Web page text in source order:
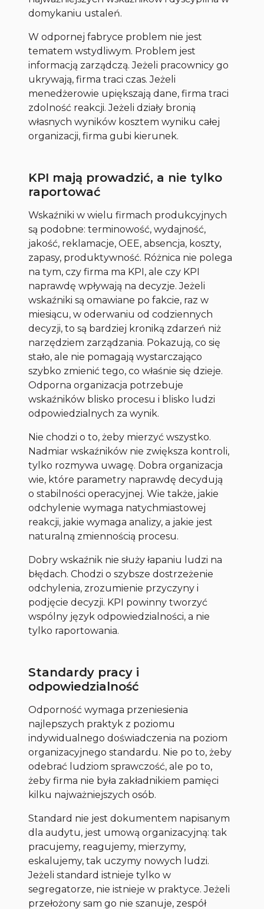
domykaniu ustaleń.
W odpornej fabryce problem nie jest
tematem wstydliwym. Problem jest
informacją zarządczą. Jeżeli pracownicy go
ukrywają, firma traci czas. Jeżeli
menedżerowie upiększają dane, firma traci
zdolność reakcji. Jeżeli działy bronią
własnych wyników kosztem wyniku całej
organizacji, firma gubi kierunek.
KPI mają prowadzić, a nie tylko
raportować
Wskaźniki w wielu firmach produkcyjnych
są podobne: terminowość, wydajność,
jakość, reklamacje, OEE, absencja, koszty,
zapasy, produktywność. Różnica nie polega
na tym, czy firma ma KPI, ale czy KPI
naprawdę wpływają na decyzje. Jeżeli
wskaźniki są omawiane po fakcie, raz w
miesiącu, w oderwaniu od codziennych
decyzji, to są bardziej kroniką zdarzeń niż
narzędziem zarządzania. Pokazują, co się
stało, ale nie pomagają wystarczająco
szybko zmienić tego, co właśnie się dzieje.
Odporna organizacja potrzebuje
wskaźników blisko procesu i blisko ludzi
odpowiedzialnych za wynik.
Nie chodzi o to, żeby mierzyć wszystko.
Nadmiar wskaźników nie zwiększa kontroli,
tylko rozmywa uwagę. Dobra organizacja
wie, które parametry naprawdę decydują
o stabilności operacyjnej. Wie także, jakie
odchylenie wymaga natychmiastowej
reakcji, jakie wymaga analizy, a jakie jest
naturalną zmiennością procesu.
Dobry wskaźnik nie służy łapaniu ludzi na
błędach. Chodzi o szybsze dostrzeżenie
odchylenia, zrozumienie przyczyny i
podjęcie decyzji. KPI powinny tworzyć
wspólny język odpowiedzialności, a nie
tylko raportowania.
Standardy pracy i
odpowiedzialność
Odporność wymaga przeniesienia
najlepszych praktyk z poziomu
indywidualnego doświadczenia na poziom
organizacyjnego standardu. Nie po to, żeby
odebrać ludziom sprawczość, ale po to,
żeby firma nie była zakładnikiem pamięci
kilku najważniejszych osób.
Standard nie jest dokumentem napisanym
dla audytu, jest umową organizacyjną: tak
pracujemy, reagujemy, mierzymy,
eskalujemy, tak uczymy nowych ludzi.
Jeżeli standard istnieje tylko w
segregatorze, nie istnieje w praktyce. Jeżeli
przełożony sam go nie szanuje, zespół